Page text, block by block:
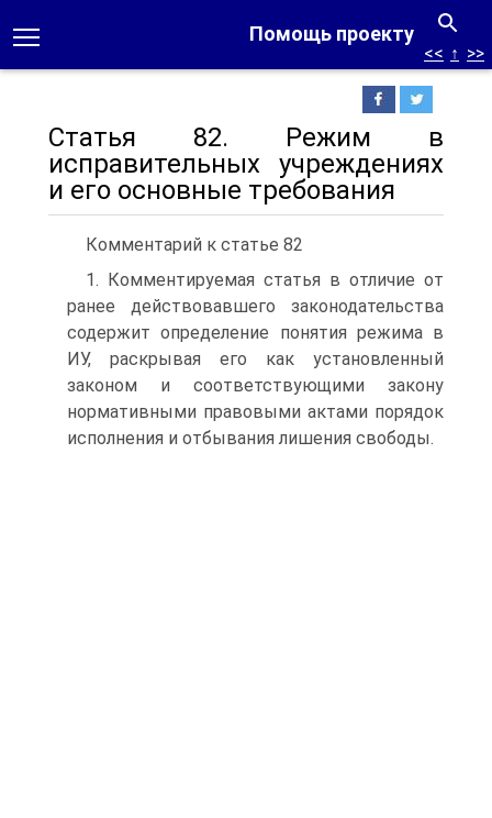
Помощь проекту
<< ↑ >>
Статья 82. Режим в
исправительных учреждениях
и его основные требования
Комментарий к статье 82
1. Комментируемая статья в отличие от
ранее действовавшего законодательства
содержит определение понятия режима в
ИУ, раскрывая его как установленный
законом и соответствующими закону
нормативными правовыми актами порядок
исполнения и отбывания лишения свободы.